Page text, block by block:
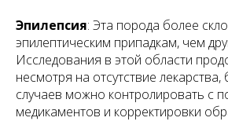
Эпилепсия: Эта порода более
эпилептическим припадкам, чем
Исследования в этой области
несмотря на отсутствие
случаев можно контролировать с
медикаментов и корректировки